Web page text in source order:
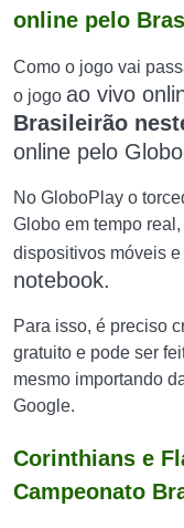
online pelo
Como o jogo vai
o jogo ao vivo
Brasileirão
online pelo
No GloboPlay o
Globo em tempo
dispositivos móveis e
notebook.
Para isso, é preciso
gratuito e pode ser
mesmo importando
Google.
Corinthians e
Campeonato